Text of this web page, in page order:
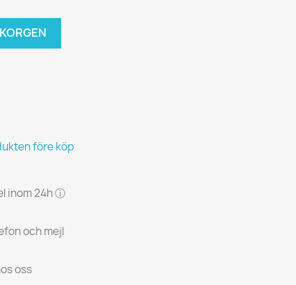
före köp
inom 24h ⓘ
och mejl
oss